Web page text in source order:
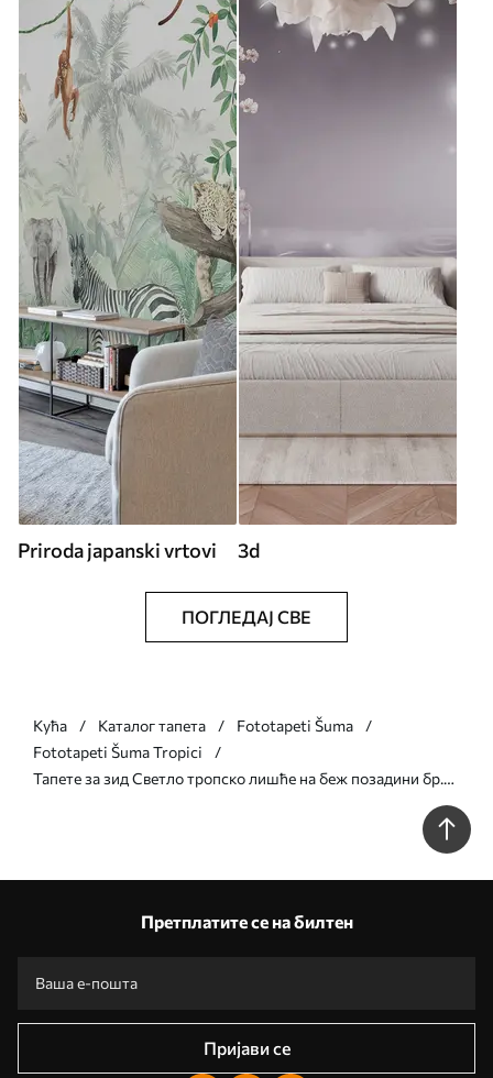
Priroda japanski vrtovi 3d
ПОГЛЕДАЈ СВЕ
Кућа Каталог тапета
Fototapeti Šuma
Fototapeti Šuma Tropici
Тапете за зид Светло тропско лишће на беж позадини бр.
Претплатите се на билтен
Пријави се